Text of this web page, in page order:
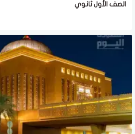
الصف الأول ثانوي